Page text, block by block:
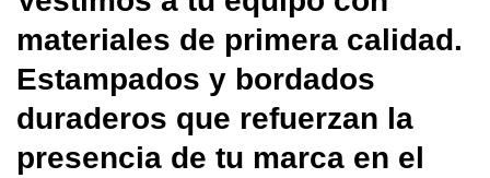
materiales de primera calidad.
Estampados y bordados
duraderos que refuerzan la
presencia de tu marca en el